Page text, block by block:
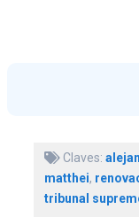
Claves:
matthei,
tribunal